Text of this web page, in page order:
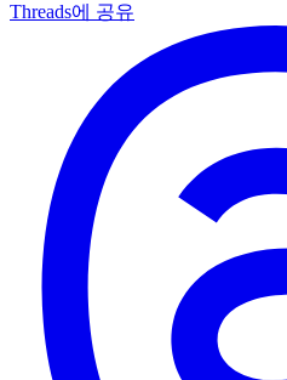
Threads에 공유